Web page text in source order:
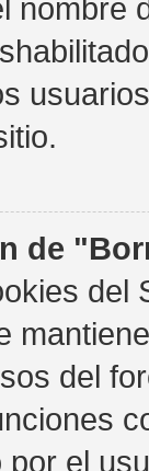
nombre
de
del
del
el